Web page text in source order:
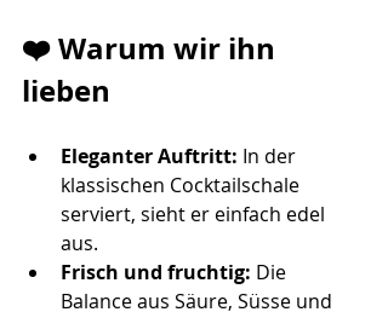
❤️ Warum wir ihn
lieben
Eleganter Auftritt: In der
klassischen Cocktailschale
serviert, sieht er einfach edel
aus.
Frisch und fruchtig: Die
Balance aus Säure, Süsse und